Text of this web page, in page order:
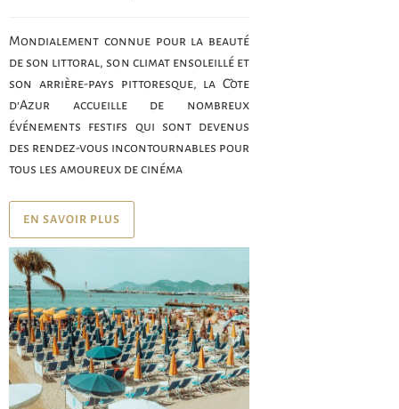
Mondialement connue pour la beauté
de son littoral, son climat ensoleillé et
son arrière-pays pittoresque, la Côte
d’Azur accueille de nombreux
événements festifs qui sont devenus
des rendez-vous incontournables pour
tous les amoureux de cinéma
EN SAVOIR PLUS